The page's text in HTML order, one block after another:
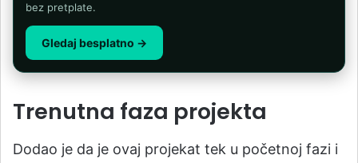
bez pretplate.
Gledaj besplatno →
Trenutna faza projekta
Dodao je da je ovaj projekat tek u početnoj fazi i